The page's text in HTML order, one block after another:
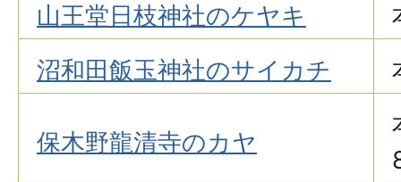
山王堂日枝神社のケヤキ
沼和田飯玉神社のサイカチ
保木野龍清寺のカヤ